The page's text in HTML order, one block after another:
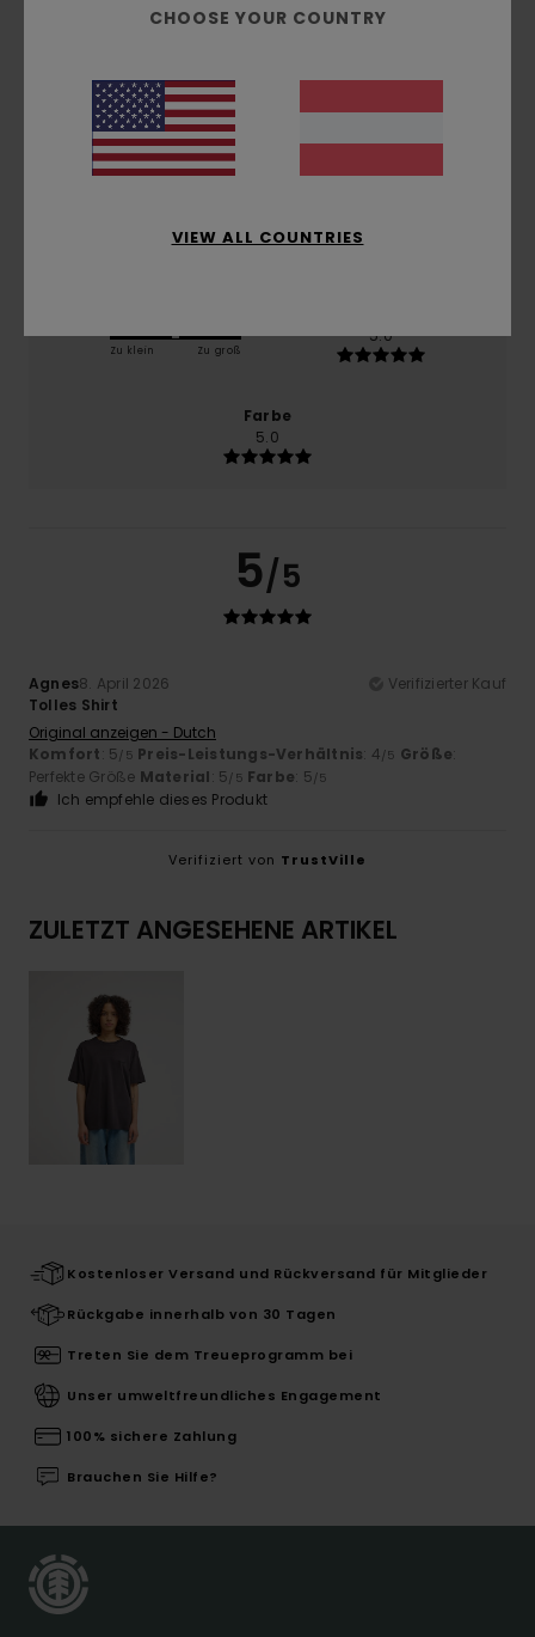
2026
Komfort
4.0
Zu klein Zu groß
5.0
Farbe
5.0
5/5
Agnes8. April 2026
Verifizierter Kauf
Tolles Shirt
Original anzeigen - Dutch
Komfort: 5/5 Preis-Leistungs-Verhältnis: 4/5 Größe:
Perfekte Größe Material: 5/5 Farbe: 5/5
Ich empfehle dieses Produkt
Verifiziert von TrustVille
ZULETZT ANGESEHENE ARTIKEL
Kostenloser Versand und Rückversand für Mitglieder
Rückgabe innerhalb von 30 Tagen
Treten Sie dem Treueprogramm bei
Unser umweltfreundliches Engagement
100% sichere Zahlung
Brauchen Sie Hilfe?
CHOOSE YOUR COUNTRY
VIEW ALL COUNTRIES